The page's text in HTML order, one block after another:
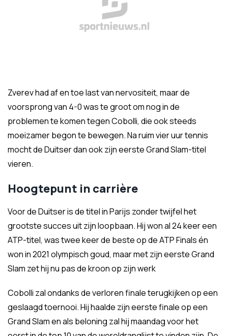
Zverev had af en toe last van nervositeit, maar de
voorsprong van 4-0 was te groot om nog in de
problemen te komen tegen Cobolli, die ook steeds
moeizamer begon te bewegen. Na ruim vier uur tennis
mocht de Duitser dan ook zijn eerste Grand Slam-titel
vieren.
Hoogtepunt in carrière
Voor de Duitser is de titel in Parijs zonder twijfel het
grootste succes uit zijn loopbaan. Hij won al 24 keer een
ATP-titel, was twee keer de beste op de ATP Finals én
won in 2021 olympisch goud, maar met zijn eerste Grand
Slam zet hij nu pas de kroon op zijn werk
Cobolli zal ondanks de verloren finale terugkijken op een
geslaagd toernooi. Hij haalde zijn eerste finale op een
Grand Slam en als beloning zal hij maandag voor het